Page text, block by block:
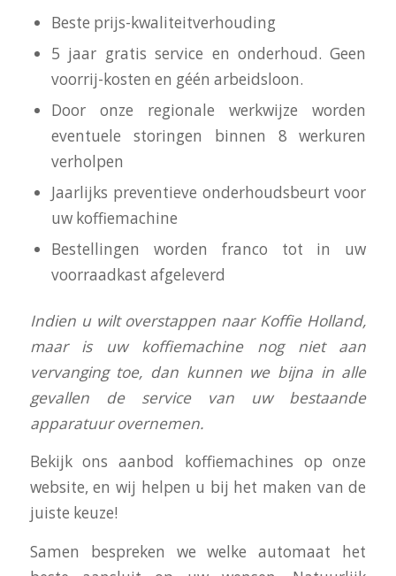
Beste prijs-kwaliteitverhouding
5 jaar gratis service en onderhoud. Geen
voorrij-kosten en géén arbeidsloon.
Door onze regionale werkwijze worden
eventuele storingen binnen 8 werkuren
verholpen
Jaarlijks preventieve onderhoudsbeurt voor
uw koffiemachine
Bestellingen worden franco tot in uw
voorraadkast afgeleverd
Indien u wilt overstappen naar Koffie Holland,
maar is uw koffiemachine nog niet aan
vervanging toe, dan kunnen we bijna in alle
gevallen de service van uw bestaande
apparatuur overnemen.
Bekijk ons aanbod koffiemachines op onze
website, en wij helpen u bij het maken van de
juiste keuze!
Samen bespreken we welke automaat het